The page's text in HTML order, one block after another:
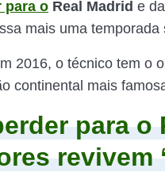
para o Real Madrid e
mais uma
2016, o técnico tem o
continental mais
para o
revivem